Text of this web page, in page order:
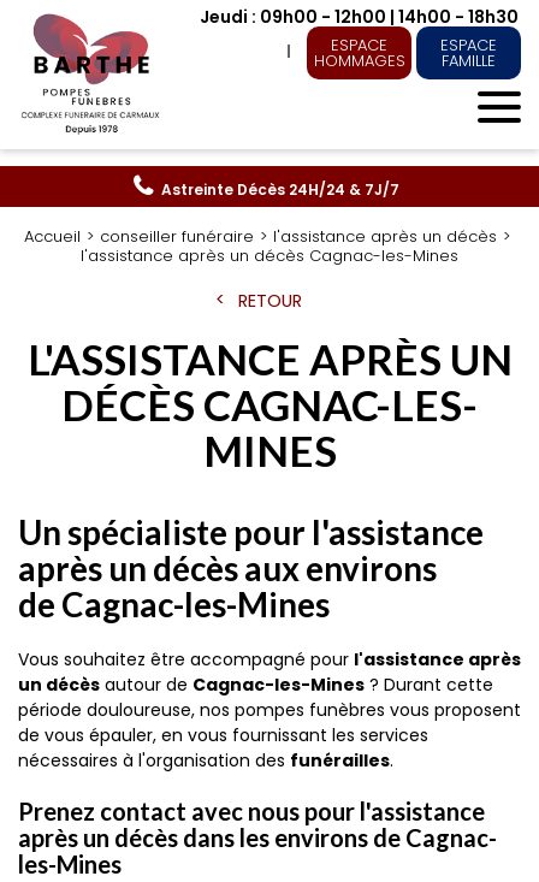
Jeudi : 09h00 - 12h00 | 14h00 - 18h30
Astreinte Décès 24H/24 & 7J/7
ESPACE
HOMMAGES
ESPACE
FAMILLE
Accueil conseiller funéraire
l'assistance après un décès
l'assistance après un décès Cagnac-les-Mines
RETOUR
L'ASSISTANCE APRÈS UN
DÉCÈS CAGNAC-LES-
MINES
Un spécialiste pour l'assistance
après un décès aux environs
de Cagnac-les-Mines
Vous souhaitez être accompagné pour l'assistance après
un décès autour de Cagnac-les-Mines ? Durant cette
période douloureuse, nos pompes funèbres vous proposent
de vous épauler, en vous fournissant les services
nécessaires à l'organisation des funérailles.
Prenez contact avec nous pour l'assistance
après un décès dans les environs de Cagnac-
les-Mines